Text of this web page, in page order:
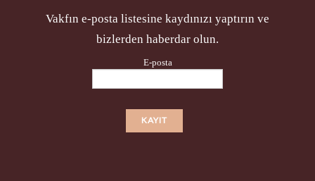
Vakfın e-posta listesine kaydınızı yaptırın ve
bizlerden haberdar olun.
E-posta